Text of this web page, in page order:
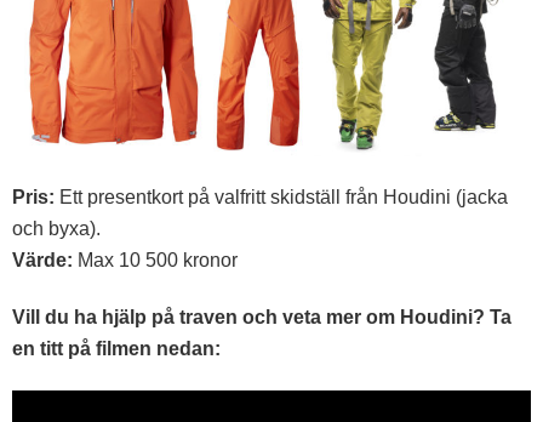
Pris: Ett presentkort på valfritt skidställ från Houdini (jacka
och byxa).
Värde: Max 10 500 kronor
Vill du ha hjälp på traven och veta mer om Houdini? Ta
en titt på filmen nedan: